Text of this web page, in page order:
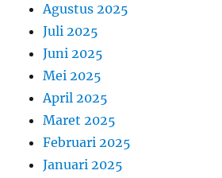
Agustus 2025
Juli 2025
Juni 2025
Mei 2025
April 2025
Maret 2025
Februari 2025
Januari 2025